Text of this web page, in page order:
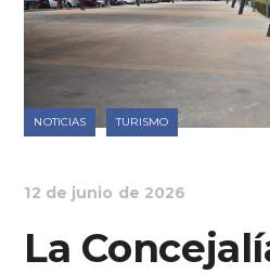
NOTICIAS TURISMO
12 de junio de 2026
La